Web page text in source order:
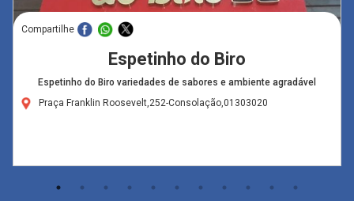
Compartilhe
Espetinho do Biro
Espetinho do Biro variedades de sabores e ambiente agradável
Praça Franklin Roosevelt,252-Consolação,01303020